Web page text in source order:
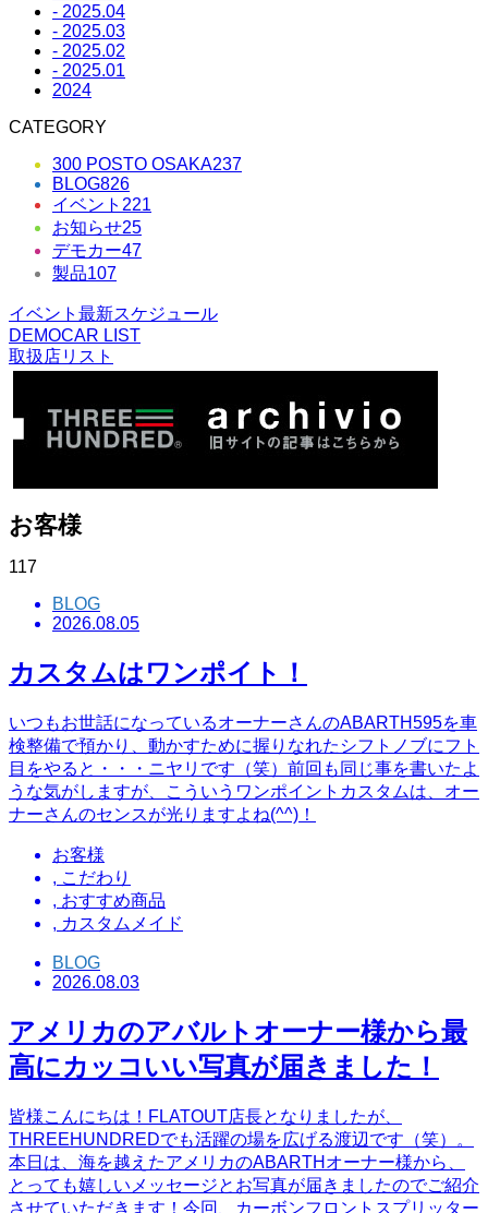
- 2025.04
- 2025.03
- 2025.02
- 2025.01
2024
CATEGORY
300 POSTO OSAKA237
BLOG826
イベント 221
お知らせ25
デモカー47
製品107
イベント最新スケジュール
DEMOCAR LIST
取扱店リスト
お客様
117
BLOG
2026.08.05
カスタムはワンポイト！
いつもお世話になっているオーナーさんのABARTH595を車
検整備で預かり、動かすために握りなれたシフトノブにフト
目をやると・・・ニヤリです（笑）前回も同じ事を書いたよ
うな気がしますが、こういうワンポイントカスタムは、オー
ナーさんのセンスが光りますよね(^^)！
お客様
, こだわり
, おすすめ商品
, カスタムメイド
BLOG
2026.08.03
アメリカのアバルトオーナー様から最
高にカッコいい写真が届きました！
皆様こんにちは！FLATOUT店長となりましたが、
THREEHUNDREDでも活躍の場を広げる渡辺です（笑）。
本日は、海を越えたアメリカのABARTHオーナー様から、
とっても嬉しいメッセージとお写真が届きましたのでご紹介
させていただきます！今回、カーボンフロントスプリッター